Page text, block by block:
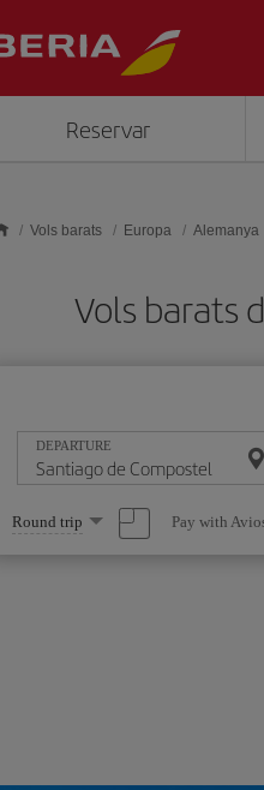
Reservar
Vols barats Europa Alemanya
Vols barats
DEPARTURE
Select
one
option
Round trip Pay with